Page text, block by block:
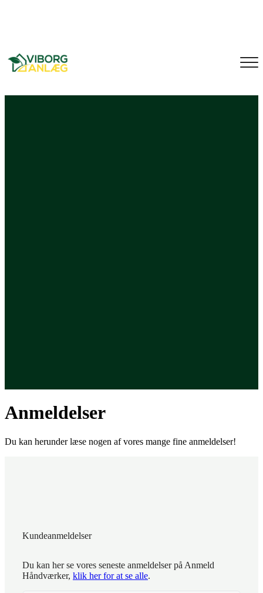
Anmeldelser
Du kan herunder læse nogen af vores mange fine anmeldelser!
Kundeanmeldelser
Du kan her se vores seneste anmeldelser på Anmeld
Håndværker, klik her for at se alle.